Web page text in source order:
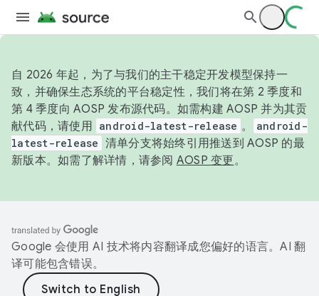
自 2026 年起，为了与我们的主干稳定开发模型保持一
致，并确保生态系统的平台稳定性，我们将在第 2 季度和
第 4 季度向 AOSP 发布源代码。如需构建 AOSP 并为其贡
献代码，请使用 android-latest-release 。
android-
latest-release 清单分支将始终引用推送到 AOSP 的最
新版本。如需了解详情，请参阅 AOSP 变更。
Google 会使用 AI 技术将内容翻译成您偏好的语言。AI 翻
译可能包含错误。